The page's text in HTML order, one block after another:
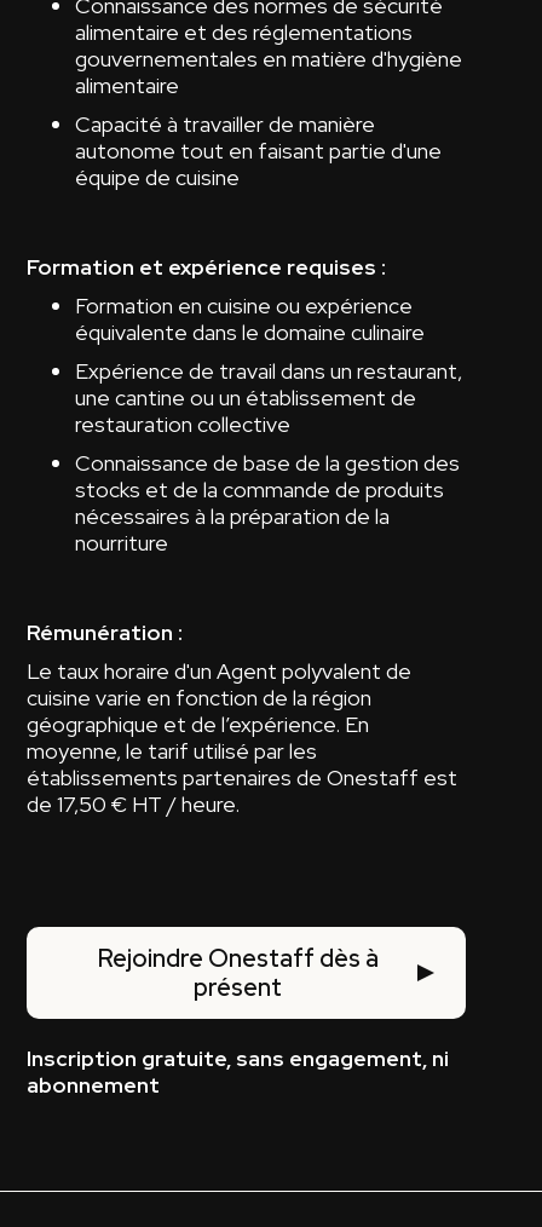
alimentaire et des réglementations
gouvernementales en matière d'hygiène
alimentaire
Capacité à travailler de manière
autonome tout en faisant partie d'une
équipe de cuisine
Formation et expérience requises :
Formation en cuisine ou expérience
équivalente dans le domaine culinaire
Expérience de travail dans un restaurant,
une cantine ou un établissement de
restauration collective
Connaissance de base de la gestion des
stocks et de la commande de produits
nécessaires à la préparation de la
nourriture
Rémunération :
Le taux horaire d'un Agent polyvalent de
cuisine varie en fonction de la région
géographique et de l’expérience. En
moyenne, le tarif utilisé par les
établissements partenaires de Onestaff est
de 17,50 € HT / heure.
Rejoindre Onestaff dès à
présent
Inscription gratuite, sans engagement, ni
abonnement